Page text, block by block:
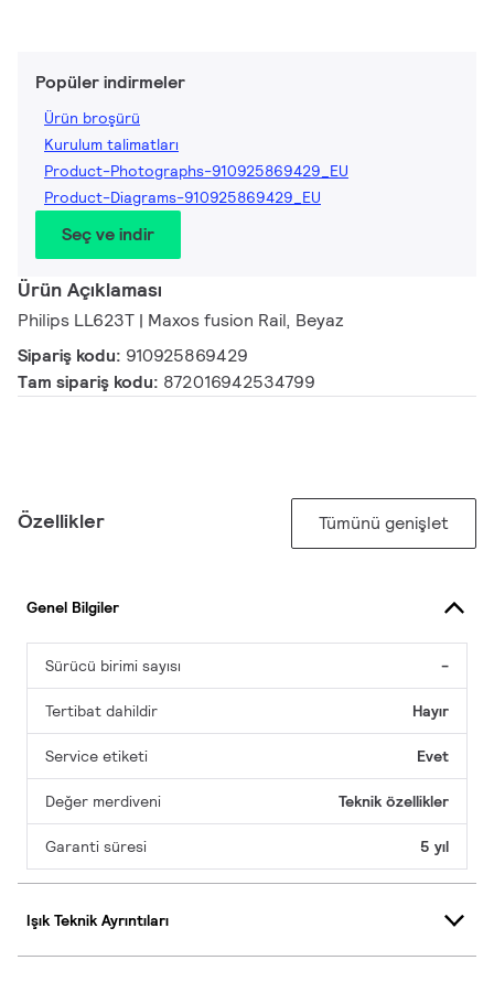
Popüler indirmeler
Ürün broşürü
Kurulum talimatları
Product-Photographs-910925869429_EU
Product-Diagrams-910925869429_EU
Seç ve indir
Ürün Açıklaması
Philips LL623T | Maxos fusion Rail, Beyaz
Sipariş kodu: 910925869429
Tam sipariş kodu: 872016942534799
Özellikler Tümünü genişlet
Genel Bilgiler
Sürücü birimi sayısı -
Tertibat dahildir Hayır
Service etiketi Evet
Değer merdiveni Teknik özellikler
Garanti süresi 5 yıl
Işık Teknik Ayrıntıları